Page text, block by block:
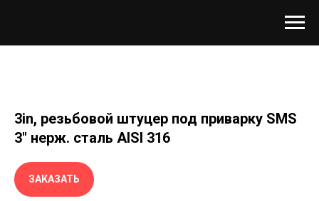
3in, резьбовой штуцер под приварку SMS
3" нерж. сталь AISI 316
ЗАКАЗАТЬ